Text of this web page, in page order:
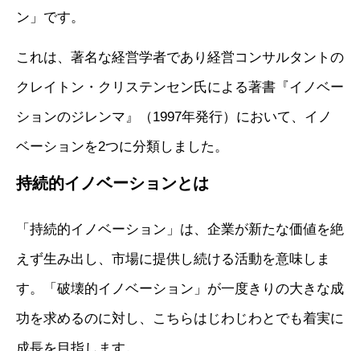
ン」です。
これは、著名な経営学者であり経営コンサルタントの
クレイトン・クリステンセン氏による著書『イノベー
ションのジレンマ』（1997年発行）において、イノ
ベーションを2つに分類しました。
持続的イノベーションとは
「持続的イノベーション」は、企業が新たな価値を絶
えず生み出し、市場に提供し続ける活動を意味しま
す。「破壊的イノベーション」が一度きりの大きな成
功を求めるのに対し、こちらはじわじわとでも着実に
成長を目指します。